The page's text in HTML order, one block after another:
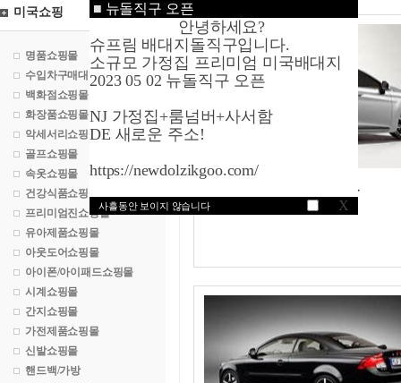
■ 뉴돌직구 오픈
안녕하세요?
슈프림 배대지돌직구입니다.
소규모 가정집 프리미엄 미국배대지
2023 05 02 뉴돌직구 오픈
NJ 가정집+룸넘버+사서함
DE 새로운 주소!
https://newdolzikgoo.com/
사흘동안 보이지 않습니다 X
미국쇼핑
명품쇼핑몰
수입차구매대행
백화점쇼핑몰
화장품쇼핑몰
악세서리쇼핑몰
골프쇼핑몰
속옷쇼핑몰
건강식품쇼핑몰
프리미엄진쇼핑몰
유아제품쇼핑몰
아웃도어쇼핑몰
아이폰/아이패드쇼핑몰
시계쇼핑몰
간지쇼핑몰
가전제품쇼핑몰
신발쇼핑몰
핸드백/가방
VOLVO/볼보
C-30